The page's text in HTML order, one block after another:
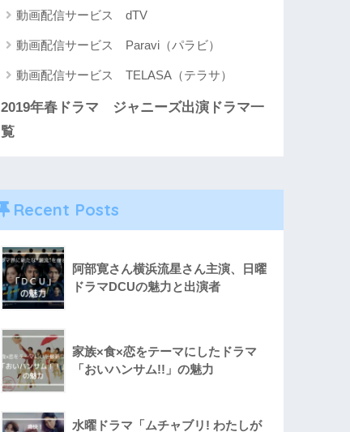
動画配信サービス dTV
動画配信サービス Paravi（パラビ）
動画配信サービス TELASA（テラサ）
2019年春ドラマ ジャニーズ出演ドラマ一
覧
Recent Posts
阿部寛さん横浜流星さん主演、日曜
ドラマDCUの魅力と出演者
家族×食×恋をテーマにしたドラマ
「おいハンサム!!」の魅力
水曜ドラマ「ムチャブリ! わたしが